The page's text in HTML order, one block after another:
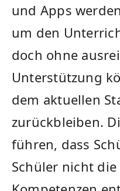
und Apps
um den⁣
doch ohne
Unterstützung
dem aktuellen
zurückbleiben.
führen, ‍dass‍
Schüler⁢ nicht